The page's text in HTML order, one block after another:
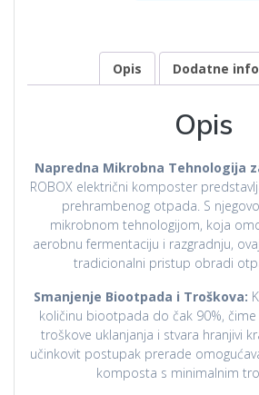
Opis Dodatne
Opis
Napredna Mikrobna Tehnologija
ROBOX električni komposter
prehrambenog otpada. S
mikrobnom tehnologijom, koja
aerobnu fermentaciju i razgradnju,
tradicionalni pristup obradi
Smanjenje Biootpada i Troškova:
količinu biootpada do čak 90%,
troškove uklanjanja i stvara hranjivi
učinkovit postupak prerade
komposta s minimalnim